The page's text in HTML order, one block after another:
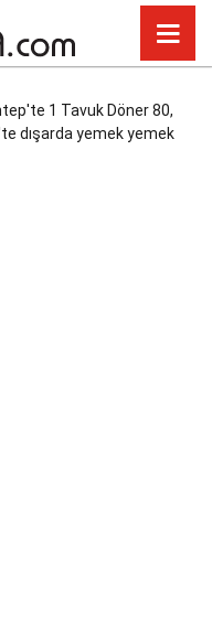
1 Tavuk Döner 80,
dışarda yemek yemek